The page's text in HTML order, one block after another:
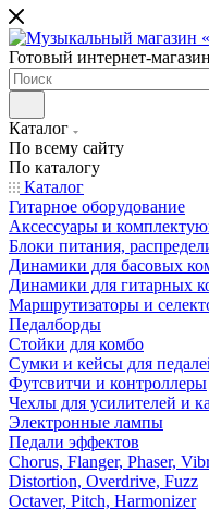
Готовый интернет-
Каталог
По всему сайту
По каталогу
Каталог
Гитарное оборудование
Аксессуары и
Блоки питания,
Динамики для басовых
Динамики для гитарных
Маршрутизаторы и
Педалборды
Стойки для комбо
Сумки и кейсы для
Футсвитчи и контроллеры
Чехлы для усилителей и
Электронные лампы
Педали эффектов
Chorus, Flanger, Phaser,
Distortion, Overdrive, Fuzz
Octaver, Pitch, Harmonizer